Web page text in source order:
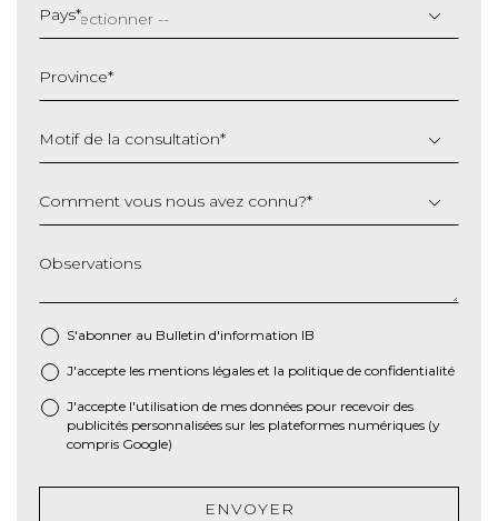
slash
MM
AAAA
Pays*
Province*
Motif de la consultation*
Comment vous nous avez connu?*
Observations
S'abonner au Bulletin d'information IB
* J'accepte les mentions légales et la politique de confidentialité
J'accepte l'utilisation de mes données pour recevoir des
publicités personnalisées sur les plateformes numériques (y
compris Google)
ENVOYER